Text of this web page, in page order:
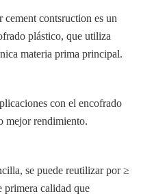
contsructiones un
plástico, que utiliza
materia prima principal.
con el encofrado
mejor rendimiento.
se puede reutilizar por ≥
primera calidad que